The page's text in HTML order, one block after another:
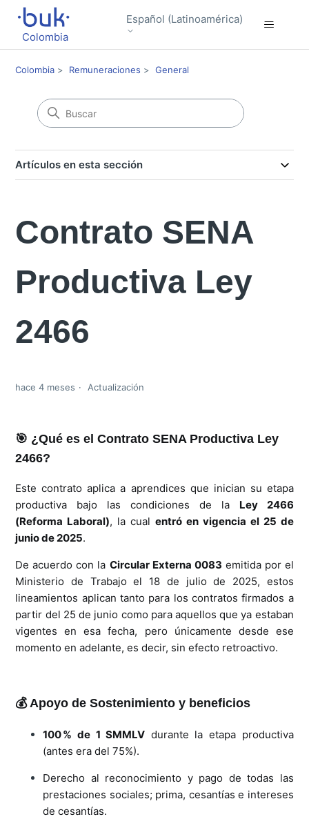
Colombia
Español (Latinoamérica)
Colombia Remuneraciones General
Artículos en esta sección
Contrato SENA
Productiva Ley
2466
hace 4 meses Actualización
🎯 ¿Qué es el Contrato SENA Productiva Ley
2466?
Este contrato aplica a aprendices que inician su etapa
productiva bajo las condiciones de la Ley 2466
(Reforma Laboral), la cualentró en vigencia el 25 de
junio de 2025.
De acuerdo con la Circular Externa 0083 emitida por el
Ministerio de Trabajo el 18 de julio de 2025, estos
lineamientos aplican tanto para los contratos firmados a
partir del 25 de junio como para aquellos que ya estaban
vigentes en esa fecha, pero únicamente desde ese
momento en adelante, es decir, sin efecto retroactivo.
💰 Apoyo de Sostenimiento y beneficios
100 % de 1 SMMLV durante la etapa productiva
(antes era del 75%).
Derecho al reconocimiento y pago de todas las
prestaciones sociales; prima, cesantías e intereses
de cesantías.